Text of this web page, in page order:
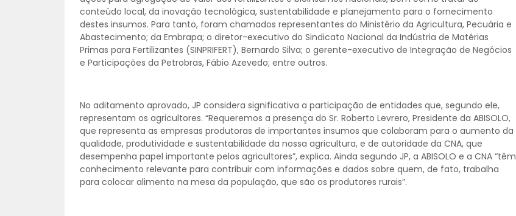
conteúdo local, da inovação tecnológica, sustentabilidade e planejamento para o fornecimento
destes insumos. Para tanto, foram chamados representantes do Ministério da Agricultura, Pecuária e
Abastecimento; da Embrapa; o diretor-executivo do Sindicato Nacional da Indústria de Matérias
Primas para Fertilizantes (SINPRIFERT), Bernardo Silva; o gerente-executivo de Integração de Negócios
e Participações da Petrobras, Fábio Azevedo; entre outros.
No aditamento aprovado, JP considera significativa a participação de entidades que, segundo ele,
representam os agricultores. “Requeremos a presença do Sr. Roberto Levrero, Presidente da ABISOLO,
que representa as empresas produtoras de importantes insumos que colaboram para o aumento da
qualidade, produtividade e sustentabilidade da nossa agricultura, e de autoridade da CNA, que
desempenha papel importante pelos agricultores”, explica. Ainda segundo JP, a ABISOLO e a CNA “têm
conhecimento relevante para contribuir com informações e dados sobre quem, de fato, trabalha
para colocar alimento na mesa da população, que são os produtores rurais”.